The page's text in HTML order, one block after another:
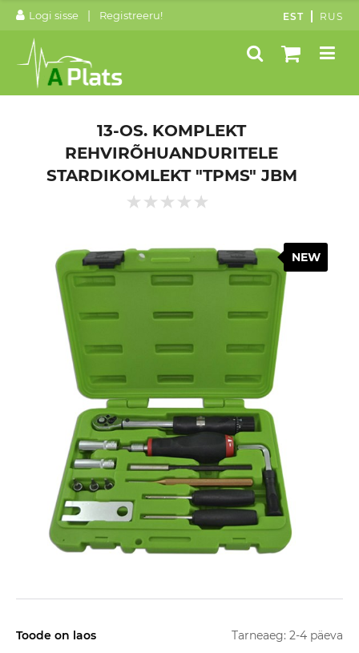
Logi sisse | Registreeru! EST RUS
13-OS. KOMPLEKT
REHVIRÕHUANDURITELE
STARDIKOMLEKT "TPMS" JBM
NEW
Toode on laos Tarneaeg: 2-4 päeva